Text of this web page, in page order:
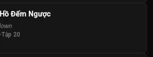
Đếm Ngược
Tập 20